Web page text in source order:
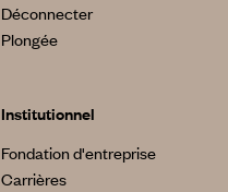
Déconnecter
Plongée
Institutionnel
Fondation d'entreprise
Carrières